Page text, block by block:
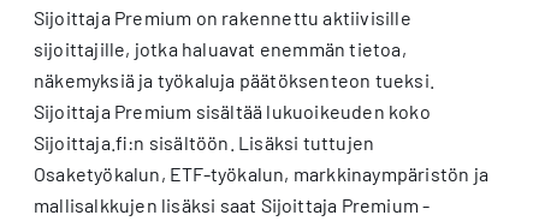
Sijoittaja Premium on rakennettu aktiivisille
sijoittajille, jotka haluavat enemmän tietoa,
näkemyksiä ja työkaluja päätöksenteon tueksi.
Sijoittaja Premium sisältää lukuoikeuden koko
Sijoittaja.fi:n sisältöön. Lisäksi tuttujen
Osaketyökalun, ETF-työkalun, markkinaympäristön ja
mallisalkkujen lisäksi saat Sijoittaja Premium -